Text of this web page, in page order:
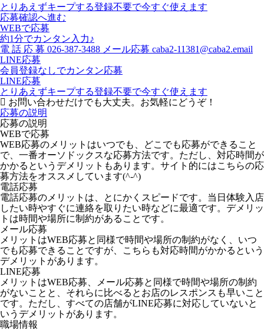
とりあえずキープする登録不要で今すぐ使えます
応募確認へ進む
WEBで応募
約1分でカンタン入力♪
電 話 応 募 026-387-3488 メール応募 caba2-11381@caba2.email
LINE応募
会員登録なしでカンタン応募
LINE応募
とりあえずキープする登録不要で今すぐ使えます
お問い合わせだけでも大丈夫。お気軽にどうぞ！
応募の説明
応募の説明
WEBで応募
WEB応募のメリットはいつでも、どこでも応募ができること
で、一番オーソドックスな応募方法です。ただし、対応時間が
かかるというデメリットもあります。サイト的にはこちらの応
募方法をオススメしています(^-^)
電話応募
電話応募のメリットは、とにかくスピードです。当日体験入店
したい時やすぐに連絡を取りたい時などに最適です。デメリッ
トは時間や場所に制約があることです。
メール応募
メリットはWEB応募と同様で時間や場所の制約がなく、いつ
でも応募できることですが、こちらも対応時間がかかるという
デメリットがあります。
LINE応募
メリットはWEB応募、メール応募と同様で時間や場所の制約
がないことと、それらに比べるとお店のレスポンスも早いこと
です。ただし、すべての店舗がLINE応募に対応していないと
いうデメリットがあります。
職場情報